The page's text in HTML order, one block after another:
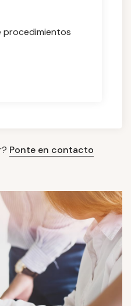
procedimientos
Ponte en contacto